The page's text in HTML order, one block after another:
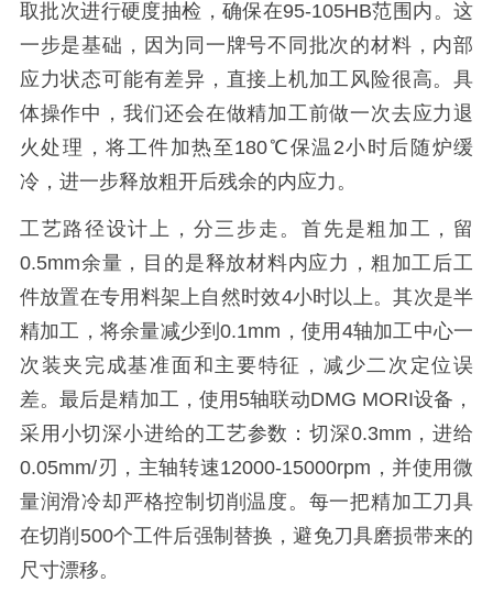
取批次进行硬度抽检，确保在95-105HB范围内。这
一步是基础，因为同一牌号不同批次的材料，内部
应力状态可能有差异，直接上机加工风险很高。具
体操作中，我们还会在做精加工前做一次去应力退
火处理，将工件加热至180℃保温2小时后随炉缓
冷，进一步释放粗开后残余的内应力。
工艺路径设计上，分三步走。首先是粗加工，留
0.5mm余量，目的是释放材料内应力，粗加工后工
件放置在专用料架上自然时效4小时以上。其次是半
精加工，将余量减少到0.1mm，使用4轴加工中心一
次装夹完成基准面和主要特征，减少二次定位误
差。最后是精加工，使用5轴联动DMG MORI设备，
采用小切深小进给的工艺参数：切深0.3mm，进给
0.05mm/刃，主轴转速12000-15000rpm，并使用微
量润滑冷却严格控制切削温度。每一把精加工刀具
在切削500个工件后强制替换，避免刀具磨损带来的
尺寸漂移。